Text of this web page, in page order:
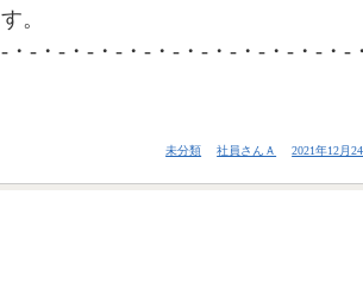
す。
-・-・-・-・-・-・-・-・-・-・-・-・-
未分類 社員さんＡ 2021年12月